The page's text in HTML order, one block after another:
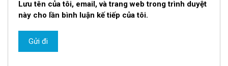
Lưu tên của tôi, email, và trang web trong trình duyệt
này cho lần bình luận kế tiếp của tôi.